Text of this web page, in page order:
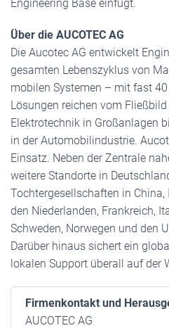
Engineering Base einfügt.
Über die AUCOTEC AG
Die Aucotec AG entwickelt
gesamten Lebenszyklus von
mobilen Systemen – mit fast
Lösungen reichen vom
Elektrotechnik in Großanlagen
in der Automobilindustrie.
Einsatz. Neben der Zentrale
weitere Standorte in
Tochtergesellschaften in China,
den Niederlanden, Frankreich,
Schweden, Norwegen und den
Darüber hinaus sichert ein
lokalen Support überall auf der
Firmenkontakt und
AUCOTEC AG